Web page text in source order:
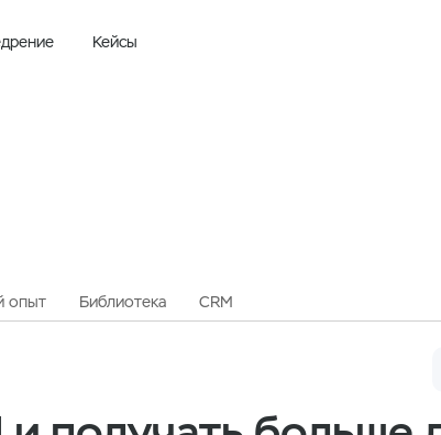
Кейсы
опыт Библиотека CRM